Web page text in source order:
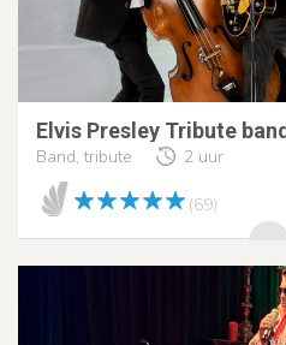
Elvis Presley Tribute
Band, tribute 2 uur
(69)